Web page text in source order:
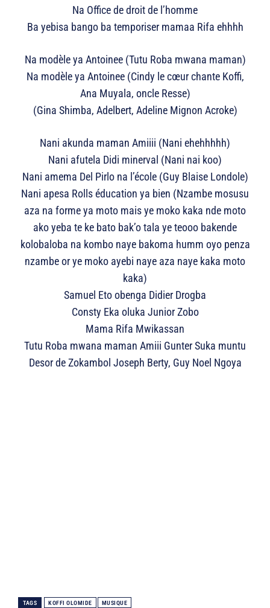
Na Office de droit de l’homme
Ba yebisa bango ba temporiser mamaa Rifa ehhhh
Na modèle ya Antoinee (Tutu Roba mwana maman)
Na modèle ya Antoinee (Cindy le cœur chante Koffi,
Ana Muyala, oncle Resse)
(Gina Shimba, Adelbert, Adeline Mignon Acroke)
Nani akunda maman Amiiii (Nani ehehhhhh)
Nani afutela Didi minerval (Nani nai koo)
Nani amema Del Pirlo na l’école (Guy Blaise Londole)
Nani apesa Rolls éducation ya bien (Nzambe mosusu
aza na forme ya moto mais ye moko kaka nde moto
ako yeba te ke bato bak’o tala ye teooo bakende
kolobaloba na kombo naye bakoma humm oyo penza
nzambe or ye moko ayebi naye aza naye kaka moto
kaka)
Samuel Eto obenga Didier Drogba
Consty Eka oluka Junior Zobo
Mama Rifa Mwikassan
Tutu Roba mwana maman Amiii Gunter Suka muntu
Desor de Zokambol Joseph Berty, Guy Noel Ngoya
TAGS KOFFI OLOMIDE MUSIQUE